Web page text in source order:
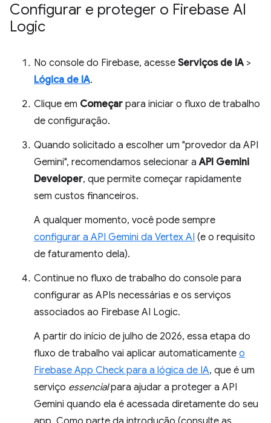
Configurar e proteger o Firebase AI
Logic
No console do Firebase, acesse Serviços de IA >
Lógica de IA.
Clique em Começar para iniciar o fluxo de trabalho
de configuração.
Quando solicitado a escolher um "provedor da API
Gemini", recomendamos selecionar aAPI Gemini
Developer, que permite começar rapidamente
sem custos financeiros.
A qualquer momento, você pode sempre
configurar a API Gemini da Vertex AI (e o requisito
de faturamento dela).
Continue no fluxo de trabalho do console para
configurar as APIs necessárias e os serviços
associados ao Firebase AI Logic.
A partir do início de julho de 2026, essa etapa do
fluxo de trabalho vai aplicar automaticamente o
Firebase App Check para a lógica de IA, que é um
serviço essencialpara ajudar a proteger a API
Gemini quando ela é acessada diretamente do seu